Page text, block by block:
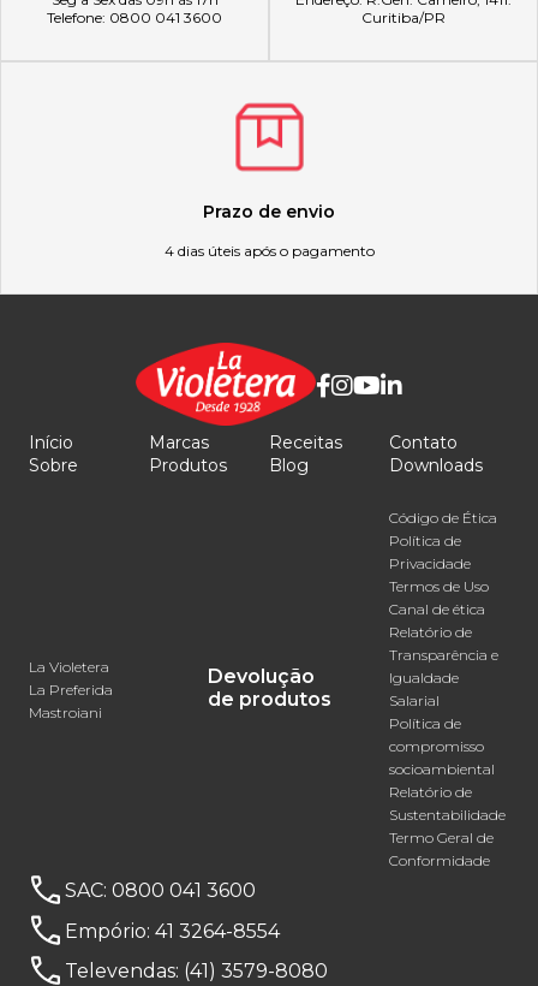
Telefone: 0800 041 3600
Curitiba/PR
Prazo de envio
4 dias úteis após o pagamento
Início
Sobre
Marcas
Produtos
Receitas
Blog
Contato
Downloads
La Violetera
La Preferida
Mastroiani
Devolução
de produtos
Código de Ética
Política de
Privacidade
Termos de Uso
Canal de ética
Relatório de
Transparência e
Igualdade
Salarial
Política de
compromisso
socioambiental
Relatório de
Sustentabilidade
Termo Geral de
Conformidade
SAC: 0800 041 3600
Empório: 41 3264-8554
Televendas: (41) 3579-8080